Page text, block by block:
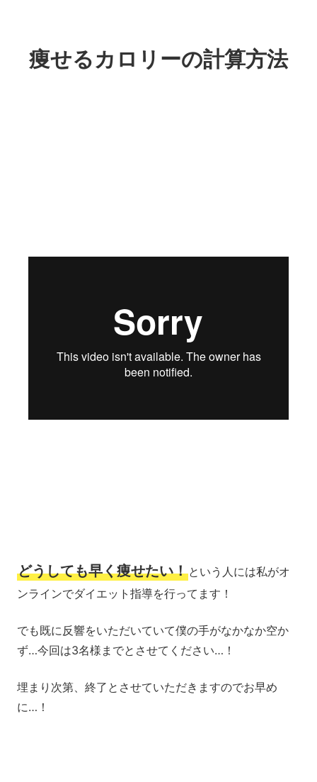
痩せるカロリーの計算方法
どうしても早く痩せたい！という人には私がオ
ンラインでダイエット指導を行ってます！
でも既に反響をいただいていて僕の手がなかなか空か
ず…今回は3名様までとさせてください…！
埋まり次第、終了とさせていただきますのでお早め
に…！